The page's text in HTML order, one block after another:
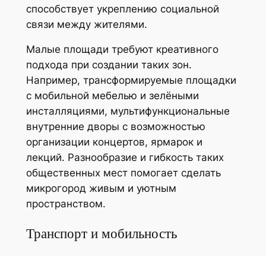
способствует укреплению социальной
связи между жителями.
Малые площади требуют креативного
подхода при создании таких зон.
Например, трансформируемые площадки
с мобильной мебелью и зелёными
инсталляциями, мультифункциональные
внутренние дворы с возможностью
организации концертов, ярмарок и
лекций. Разнообразие и гибкость таких
общественных мест помогает сделать
микрогород живым и уютным
пространством.
Транспорт и мобильность